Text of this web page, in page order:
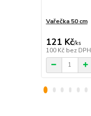
Vařečka 50 cm
121 Kč/ks
100 Kč bez DPH